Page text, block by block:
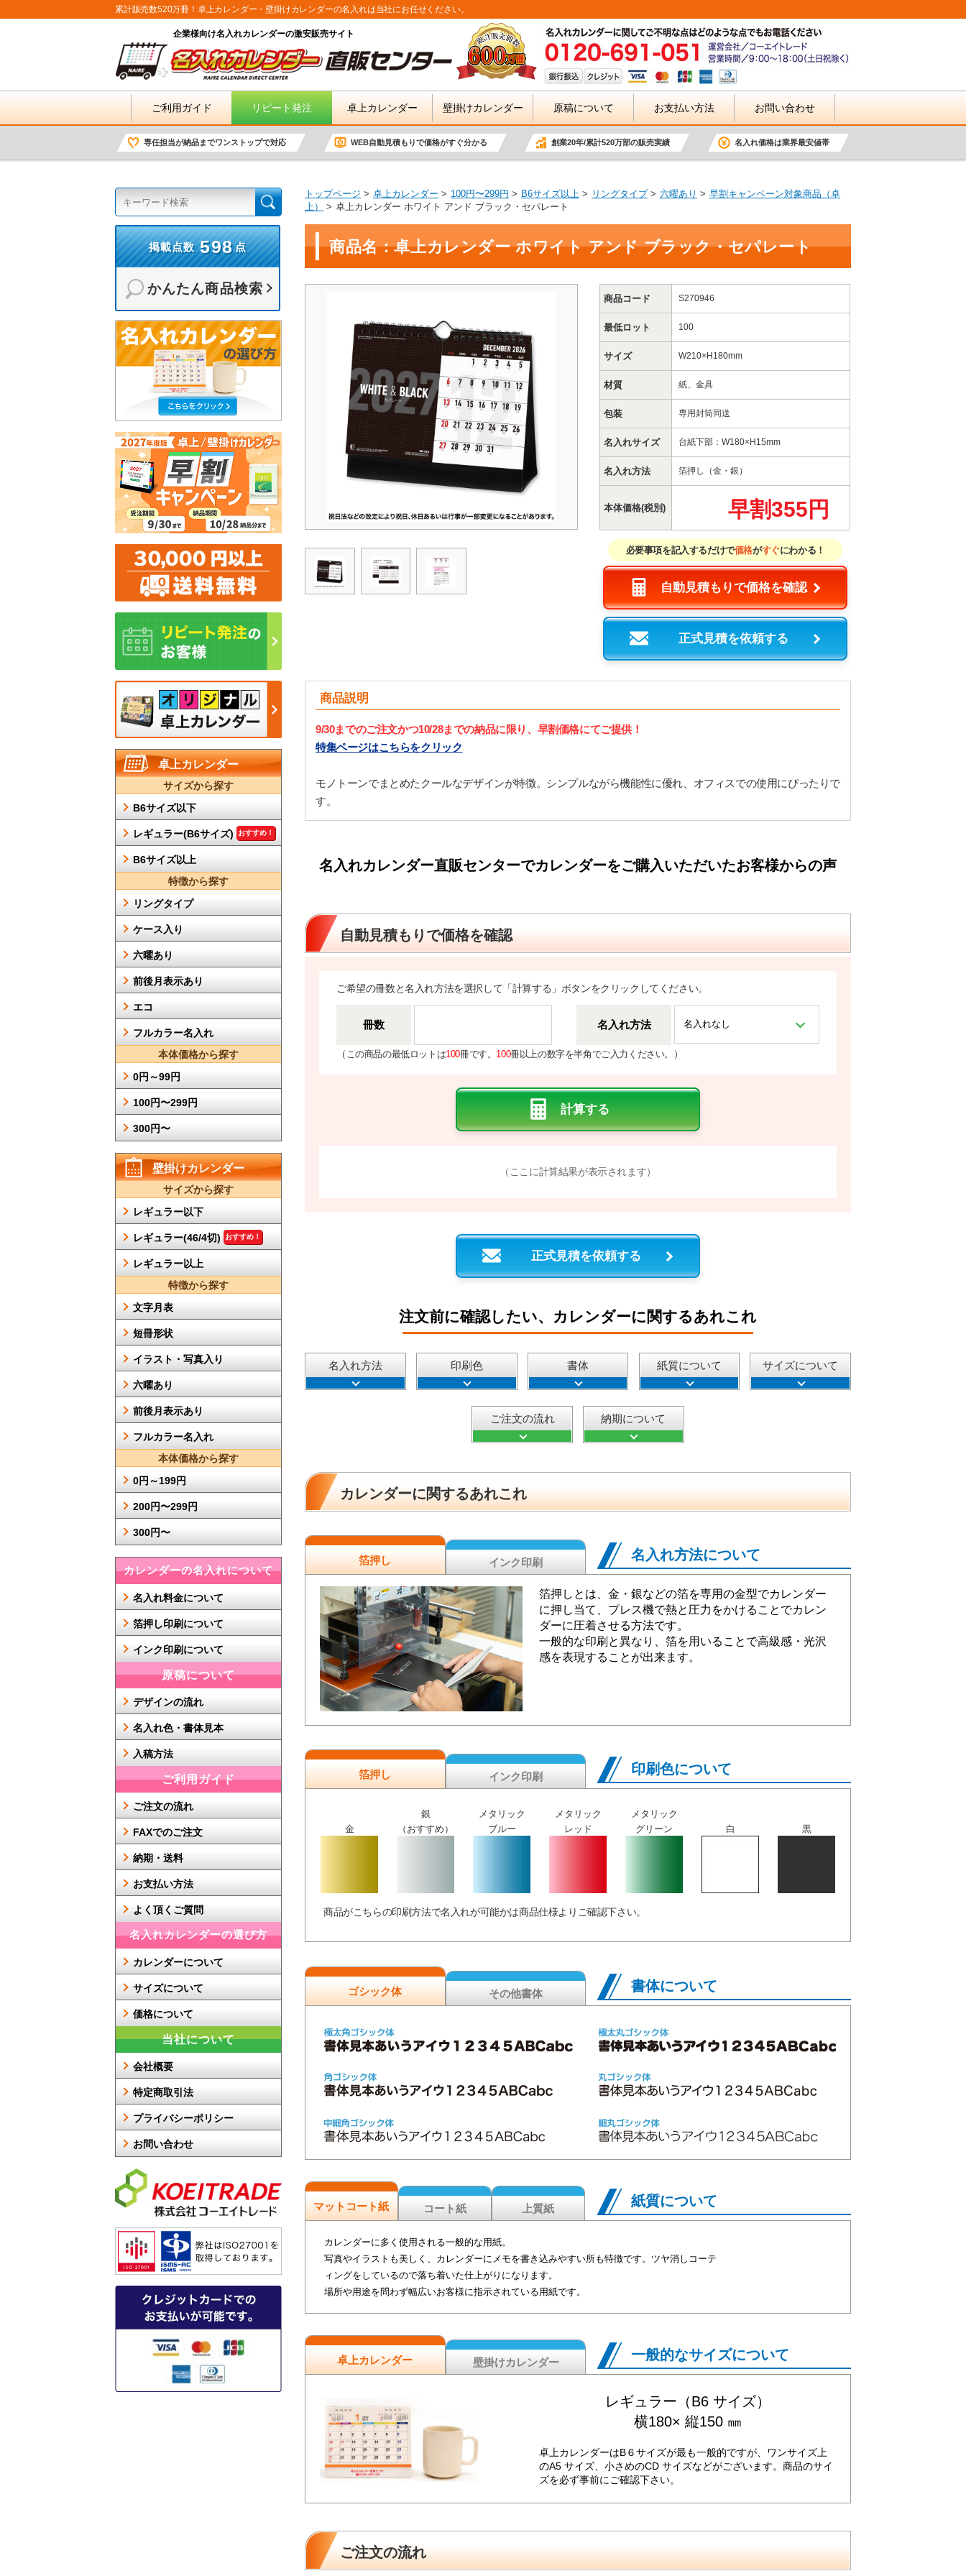
累計販売数520万冊！卓上カレンダー・壁掛けカレンダーの名入れは当社にお任せください。
企業様向け名入れカレンダーの激安販売サイト
ご利用ガイド リピート発注 卓上カレンダー 壁掛けカレンダー 原稿について お支払い方法 お問い合わせ
専任担当が納品までワンストップで対応 WEB自動見積もりで価格がすぐ分かる 創業20年/累計520万部の販売実績 名入れ価格は業界最安値帯
トップページ 卓上カレンダー 100円〜299円 B6サイズ以上 リングタイプ 六曜あり
早割キャンペーン対象商品（卓
上）
卓上カレンダー ホワイト アンド ブラック・セパレート
商品名：卓上カレンダー ホワイト アンド ブラック・セパレート
商品コード S270946
最低ロット 100
サイズ W210×H180mm
材質 紙、金具
包装 専用封筒同送
名入れサイズ 台紙下部：W180×H15mm
名入れ方法 箔押し（金・銀）
本体価格(税別) 早割355円
必要事項を記入するだけで価格がすぐにわかる！
自動見積もりで価格を確認
正式見積を依頼する
商品説明
9/30までのご注文かつ10/28までの納品に限り、早割価格にてご提供！
特集ページはこちらをクリック
モノトーンでまとめたクールなデザインが特徴。シンプルながら機能性に優れ、オフィスでの使用にぴったりで
す。
名入れカレンダー直販センターでカレンダーをご購入いただいたお客様からの声
自動見積もりで価格を確認
ご希望の冊数と名入れ方法を選択して「計算する」ボタンをクリックしてください。
冊数 名入れ方法
（ この商品の最低ロットは100冊です。 100冊以上の数字を半角でご入力ください。 ）
（ここに計算結果が表示されます）
正式見積を依頼する
注文前に確認したい、カレンダーに関するあれこれ
名入れ方法 印刷色 書体 紙質について サイズについて
ご注文の流れ 納期について
カレンダーに関するあれこれ
名入れ方法について
箔押し インク印刷
箔押しとは、金・銀などの箔を専用の金型でカレンダー
に押し当て、プレス機で熱と圧力をかけることでカレン
ダーに圧着させる方法です。
一般的な印刷と異なり、箔を用いることで高級感・光沢
感を表現することが出来ます。
印刷色について
箔押し インク印刷
金
銀
（おすすめ）
メタリック
ブルー
メタリック
レッド
メタリック
グリーン
白 黒
商品がこちらの印刷方法で名入れが可能かは商品仕様よりご確認下さい。
書体について
ゴシック体 その他書体
紙質について
マットコート紙 コート紙 上質紙
カレンダーに多く使用される一般的な用紙。
写真やイラストも美しく、カレンダーにメモを書き込みやすい所も特徴です。ツヤ消しコーテ
ィングをしているので落ち着いた仕上がりになります。
場所や用途を問わず幅広いお客様に指示されている用紙です。
一般的なサイズについて
卓上カレンダー 壁掛けカレンダー
レギュラー（B6 サイズ）
横180× 縦150 ㎜
卓上カレンダーはB６サイズが最も一般的ですが、ワンサイズ上
のA5 サイズ、小さめのCD サイズなどがございます。商品のサイ
ズを必ず事前にご確認下さい。
ご注文の流れ
掲載点数 598点
かんたん商品検索
卓上カレンダー
サイズから探す
B6サイズ以下
レギュラー(B6サイズ) おすすめ！
B6サイズ以上
特徴から探す
リングタイプ
ケース入り
六曜あり
前後月表示あり
エコ
フルカラー名入れ
本体価格から探す
0円～99円
100円〜299円
300円〜
壁掛けカレンダー
サイズから探す
レギュラー以下
レギュラー(46/4切) おすすめ！
レギュラー以上
特徴から探す
文字月表
短冊形状
イラスト・写真入り
六曜あり
前後月表示あり
フルカラー名入れ
本体価格から探す
0円～199円
200円〜299円
300円〜
カレンダーの名入れについて
名入れ料金について
箔押し印刷について
インク印刷について
原稿について
デザインの流れ
名入れ色・書体見本
入稿方法
ご利用ガイド
ご注文の流れ
FAXでのご注文
納期・送料
お支払い方法
よく頂くご質問
名入れカレンダーの選び方
カレンダーについて
サイズについて
価格について
当社について
会社概要
特定商取引法
プライバシーポリシー
お問い合わせ